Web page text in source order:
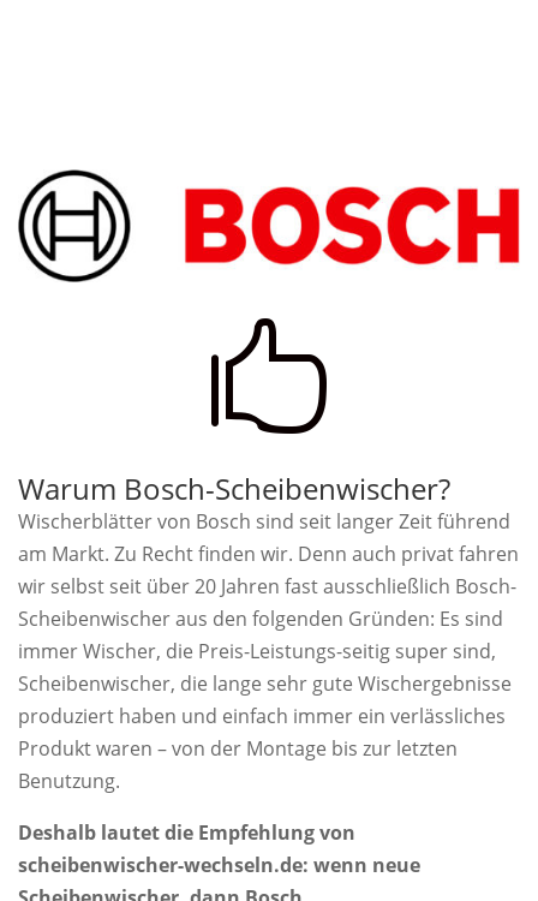

Warum Bosch-Scheibenwischer?
Wischerblätter von Bosch sind seit langer Zeit führend
am Markt. Zu Recht finden wir. Denn auch privat fahren
wir selbst seit über 20 Jahren fast ausschließlich Bosch-
Scheibenwischer aus den folgenden Gründen: Es sind
immer Wischer, die Preis-Leistungs-seitig super sind,
Scheibenwischer, die lange sehr gute Wischergebnisse
produziert haben und einfach immer ein verlässliches
Produkt waren – von der Montage bis zur letzten
Benutzung.
Deshalb lautet die Empfehlung von
scheibenwischer-wechseln.de: wenn neue